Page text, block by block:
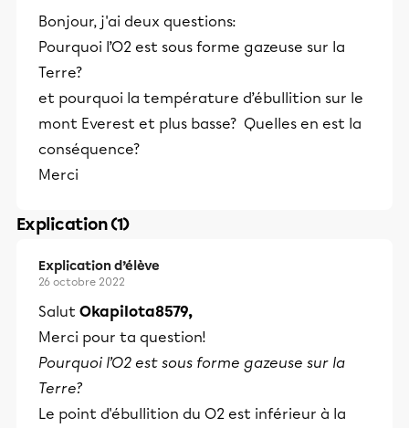
Bonjour, j'ai deux questions:
Pourquoi l’O2 est sous forme gazeuse sur la
Terre?
et pourquoi la température d’ébullition sur le
mont Everest et plus basse? Quelles en est la
conséquence?
Merci
Explication (1)
Explication d’élève
26 octobre 2022
Salut OkapiIota8579,
Merci pour ta question!
Pourquoi l’O2 est sous forme gazeuse sur la
Terre?
Le point d'ébullition du O2 est inférieur à la